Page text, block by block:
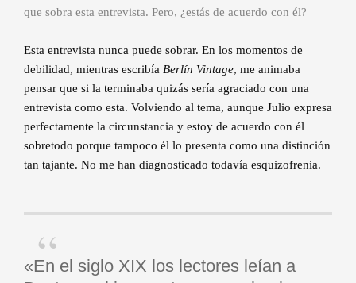
que sobra esta entrevista. Pero, ¿estás de acuerdo con él?
Esta entrevista nunca puede sobrar. En los momentos de
debilidad, mientras escribía Berlín Vintage, me animaba
pensar que si la terminaba quizás sería agraciado con una
entrevista como esta. Volviendo al tema, aunque Julio expresa
perfectamente la circunstancia y estoy de acuerdo con él
sobretodo porque tampoco él lo presenta como una distinción
tan tajante. No me han diagnosticado todavía esquizofrenia.
«En el siglo XIX los lectores leían a